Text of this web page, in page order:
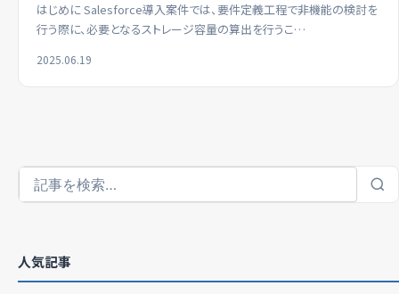
はじめに Salesforce導入案件では、要件定義工程で非機能の検討を
行う際に、必要となるストレージ容量の算出を行うこ…
2025.06.19
人気記事